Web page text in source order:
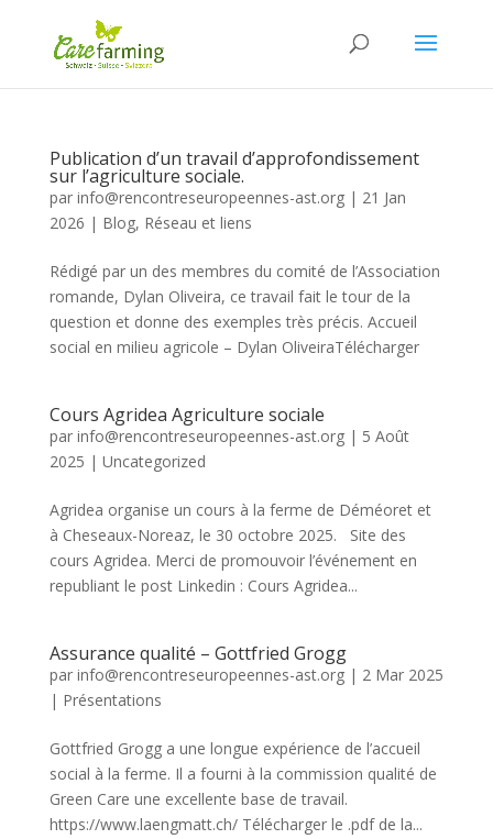
Publication d’un travail d’approfondissement
sur l’agriculture sociale.
par info@rencontreseuropeennes-ast.org| 21 Jan
2026 | Blog, Réseau et liens
Rédigé par un des membres du comité de l’Association
romande, Dylan Oliveira, ce travail fait le tour de la
question et donne des exemples très précis. Accueil
social en milieu agricole – Dylan OliveiraTélécharger
Cours Agridea Agriculture sociale
par info@rencontreseuropeennes-ast.org| 5 Août
2025 | Uncategorized
Agridea organise un cours à la ferme de Déméoret et
à Cheseaux-Noreaz, le 30 octobre 2025. Site des
cours Agridea. Merci de promouvoir l’événement en
republiant le post Linkedin : Cours Agridea...
Assurance qualité – Gottfried Grogg
par info@rencontreseuropeennes-ast.org| 2 Mar 2025
| Présentations
Gottfried Grogg a une longue expérience de l’accueil
social à la ferme. Il a fourni à la commission qualité de
Green Care une excellente base de travail.
https://www.laengmatt.ch/ Télécharger le .pdf de la...